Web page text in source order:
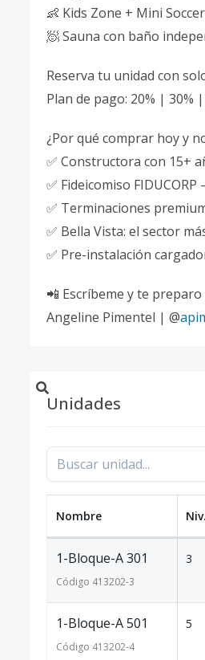
👶 Kids Zone + Mini Soccer
🧖 Sauna con baño
Reserva tu unidad con
Plan de pago: 20% | 30%
¿Por qué comprar hoy y
✅ Constructora con 15+
✅ Fideicomiso
✅ Terminaciones
✅ Bella Vista: el sector
✅ Pre-instalación
📲 Escríbeme y te
Angeline Pimentel | @
Unidades
Nombre Niv.
1-Bloque-A 301
Código 413202-3
3
1-Bloque-A 501
Código 413202-4
5